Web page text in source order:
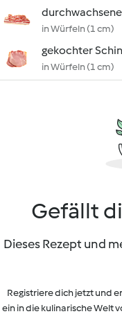
in Würfeln (1 cm)
gekochter
in Würfeln (1 cm)
Gefällt
Dieses Rezept und
Registriere dich jetzt und
ein in die kulinarische Welt